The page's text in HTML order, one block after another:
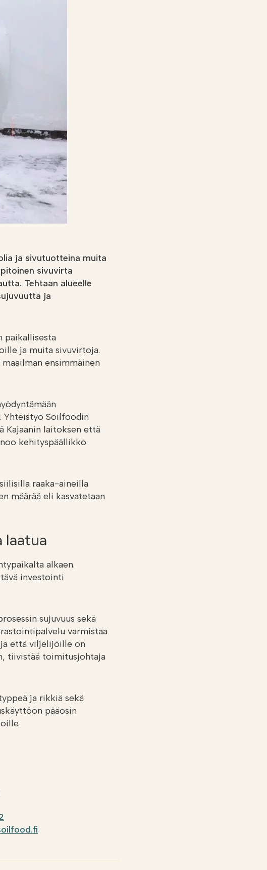
ja sivutuotteina muita
sivuvirta
Tehtaan alueelle
ja
paikallisesta
ja muita sivuvirtoja.
ensimmäinen
Yhteistyö Soilfoodin
Kajaanin laitoksen että
kehityspäällikkö
raaka-aineilla
määrää eli kasvatetaan
laatua
alkaen.
investointi
sujuvuus sekä
varmistaa
ja että viljelijöille on
tiivistää toimitusjohtaja
ja rikkiä sekä
pääosin